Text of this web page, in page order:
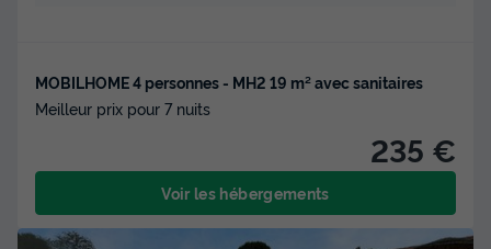
MOBILHOME 4 personnes - MH2 19 m² avec sanitaires
Meilleur prix pour 7 nuits
235 €
Voir les hébergements